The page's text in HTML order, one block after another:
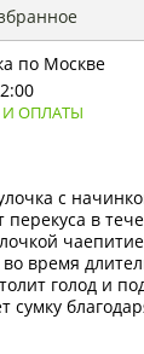
по Москве
ОПЛАТЫ
с
в
время
голод и
сумку